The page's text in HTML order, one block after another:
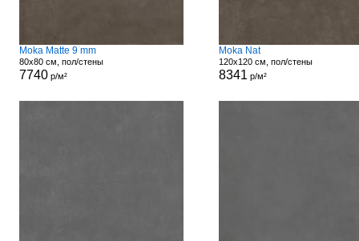
Moka Matte 9 mm
80x80 см, пол/стены
7740р/м²
Moka Nat
120x120 см, пол/стены
8341 р/м²